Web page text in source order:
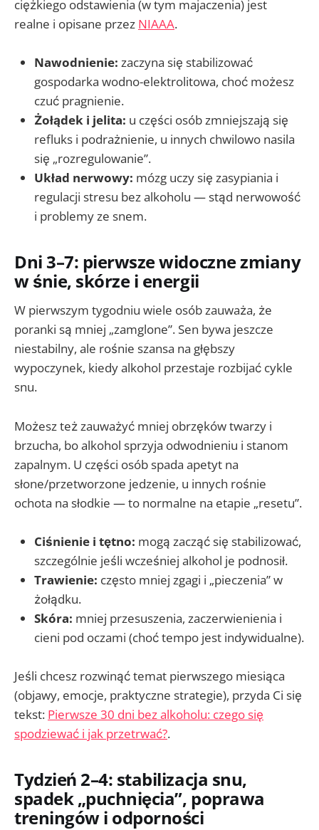
ciężkiego odstawienia (w tym majaczenia) jest
realne i opisane przez NIAAA.
Nawodnienie: zaczyna się stabilizować
gospodarka wodno-elektrolitowa, choć możesz
czuć pragnienie.
Żołądek i jelita: u części osób zmniejszają się
refluks i podrażnienie, u innych chwilowo nasila
się „rozregulowanie”.
Układ nerwowy: mózg uczy się zasypiania i
regulacji stresu bez alkoholu — stąd nerwowość
i problemy ze snem.
Dni 3–7: pierwsze widoczne zmiany
w śnie, skórze i energii
W pierwszym tygodniu wiele osób zauważa, że
poranki są mniej „zamglone”. Sen bywa jeszcze
niestabilny, ale rośnie szansa na głębszy
wypoczynek, kiedy alkohol przestaje rozbijać cykle
snu.
Możesz też zauważyć mniej obrzęków twarzy i
brzucha, bo alkohol sprzyja odwodnieniu i stanom
zapalnym. U części osób spada apetyt na
słone/przetworzone jedzenie, u innych rośnie
ochota na słodkie — to normalne na etapie „resetu”.
Ciśnienie i tętno: mogą zacząć się stabilizować,
szczególnie jeśli wcześniej alkohol je podnosił.
Trawienie: często mniej zgagi i „pieczenia” w
żołądku.
Skóra: mniej przesuszenia, zaczerwienienia i
cieni pod oczami (choć tempo jest indywidualne).
Jeśli chcesz rozwinąć temat pierwszego miesiąca
(objawy, emocje, praktyczne strategie), przyda Ci się
tekst: Pierwsze 30 dni bez alkoholu: czego się
spodziewać i jak przetrwać?.
Tydzień 2–4: stabilizacja snu,
spadek „puchnięcia”, poprawa
treningów i odporności